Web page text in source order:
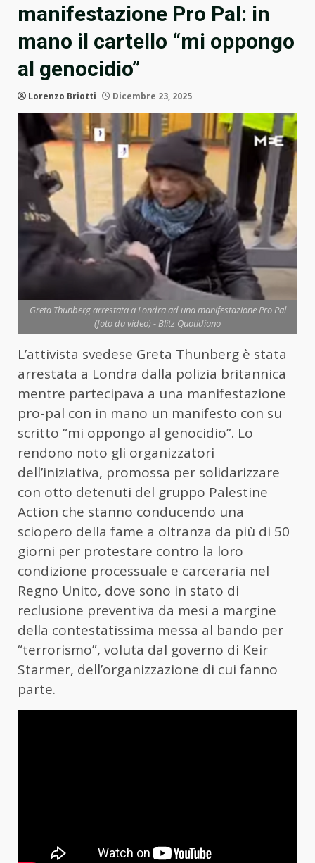
manifestazione Pro Pal: in
mano il cartello “mi oppongo
al genocidio”
Lorenzo Briotti Dicembre 23, 2025
Greta Thunberg arrestata a Londra ad una manifestazione Pro Pal
(foto da video) - Blitz Quotidiano
L’attivista svedese Greta Thunberg è stata
arrestata a Londra dalla polizia britannica
mentre partecipava a una manifestazione
pro-pal con in mano un manifesto con su
scritto “mi oppongo al genocidio”. Lo
rendono noto gli organizzatori
dell’iniziativa, promossa per solidarizzare
con otto detenuti del gruppo Palestine
Action che stanno conducendo una
sciopero della fame a oltranza da più di 50
giorni per protestare contro la loro
condizione processuale e carceraria nel
Regno Unito, dove sono in stato di
reclusione preventiva da mesi a margine
della contestatissima messa al bando per
“terrorismo”, voluta dal governo di Keir
Starmer, dell’organizzazione di cui fanno
parte.